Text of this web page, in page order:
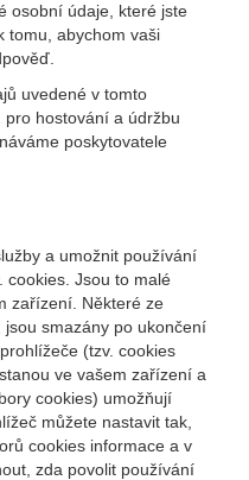
osobní údaje, které jste
tomu, abychom vaši
uvedené v tomto
hostování a údržbu
poskytovatele
a umožnit používání
cookies. Jsou to malé
zařízení. Některé ze
smazány po ukončení
(tzv. cookies
ve vašem zařízení a
cookies) umožňují
můžete nastavit tak,
cookies informace a v
zda povolit používání